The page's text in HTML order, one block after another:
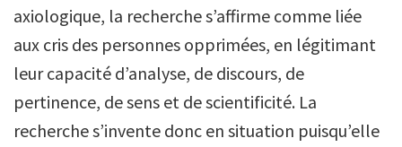
axiologique, la recherche s’affirme comme liée
aux cris des personnes opprimées, en légitimant
leur capacité d’analyse, de discours, de
pertinence, de sens et de scientificité. La
recherche s’invente donc en situation puisqu’elle